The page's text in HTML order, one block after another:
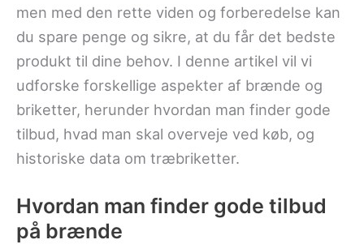
men med den rette viden og forberedelse kan
du spare penge og sikre, at du får det bedste
produkt til dine behov. I denne artikel vil vi
udforske forskellige aspekter af brænde og
briketter, herunder hvordan man finder gode
tilbud, hvad man skal overveje ved køb, og
historiske data om træbriketter.
Hvordan man finder gode tilbud
på brænde